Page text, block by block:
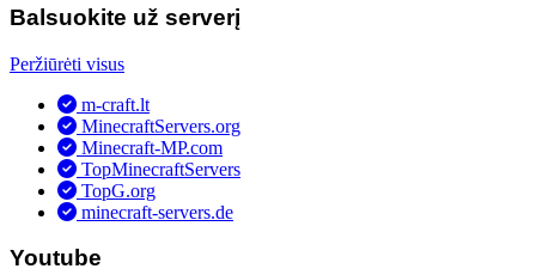
Balsuokite už serverį
Peržiūrėti visus
m-craft.lt
MinecraftServers.org
Minecraft-MP.com
TopMinecraftServers
TopG.org
minecraft-servers.de
Youtube